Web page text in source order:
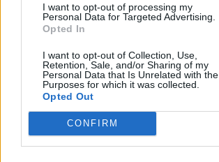
I want to opt-out of processing my
Personal Data for Targeted Advertising.
Opted In
I want to opt-out of Collection, Use,
Retention, Sale, and/or Sharing of my
Personal Data that Is Unrelated with the
Purposes for which it was collected.
Opted Out
CONFIRM
ΣΧΕΤΙΚΑ ΑΡΘΡΑ